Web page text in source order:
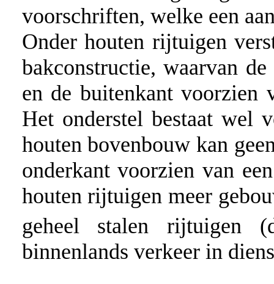
voorschriften, welke een
Onder houten rijtuigen
bakconstructie, waarvan
en de buitenkant voorzien
Het onderstel bestaat wel
houten bovenbouw kan
onderkant voorzien van
houten rijtuigen meer
geheel stalen rijtuigen
binnenlands verkeer in